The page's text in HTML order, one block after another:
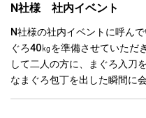
N社様 社内イベント
N社様の社内イベントに呼ん
ぐろ40㎏を準備させていただ
して二人の方に、まぐろ入刀
なまぐろ包丁を出した瞬間に